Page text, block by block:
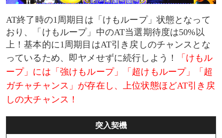
AT終了時の1周期目は「けもループ」状態となって
おり、「けもループ」中のAT当選期待度は50%以
上！基本的に1周期目はAT引き戻しのチャンスとな
っているため、即ヤメせずに続行しよう！
「けもル
ープ」には「強けもループ」「超けもループ」「超
ガチャチャンス」が存在し、上位状態ほどAT引き戻
しの大チャンス！
突入契機